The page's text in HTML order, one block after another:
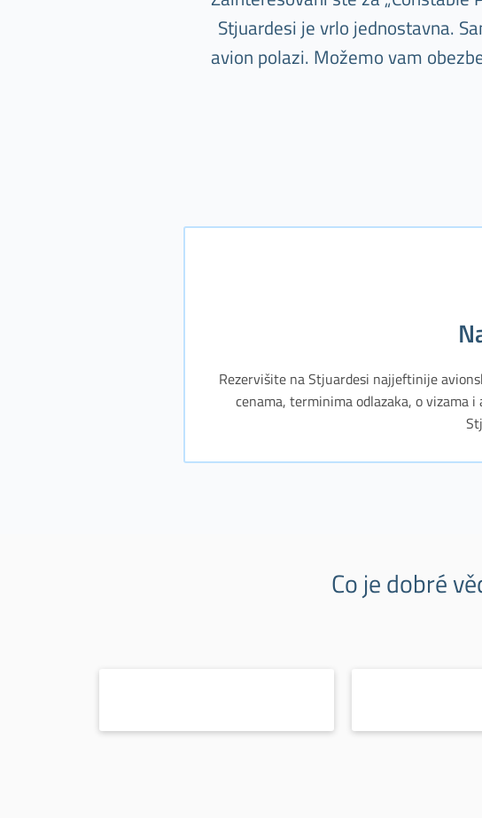
Stjuardesi je vrlo jednostavna.
avion polazi. Možemo vam
Rezervišite na Stjuardesi najjeftinije
cenama, terminima odlazaka, o vizama
Co je dobré